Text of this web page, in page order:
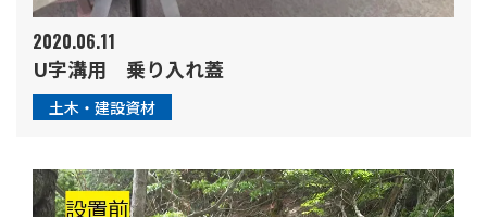
2020.06.11
U字溝用 乗り入れ蓋
土木・建設資材